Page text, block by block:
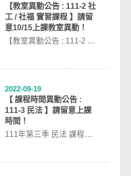
【教室異動公告 : 111-2 社
工 / 社福 實習課程 】請留
意10/15上課教室異動！
【教室異動公告 : 111-2 社
2022-09-19
【 課程時間異動公告 :
111-3 民法 】請留意上課
時間！
111年第三季 民法 課程時